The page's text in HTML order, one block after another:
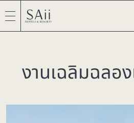
งานเฉลิมฉลอ